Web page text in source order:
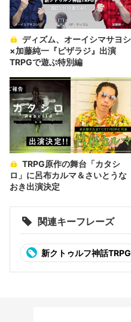
×加藤純一『ピザラジ』出演
TRPGで遊ぶ特別編
ロ」に呂布カルマ＆さいとうな
おき出演決定
関連キーフレーズ
新クトゥルフ神話TRPG